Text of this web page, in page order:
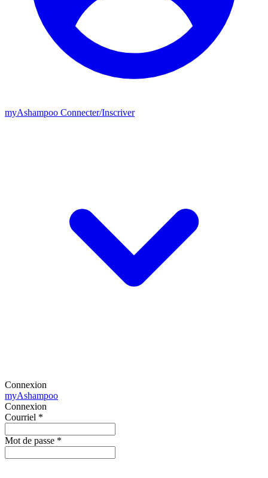
myAshampoo Connecter/Inscriver
Connexion
myAshampoo
Connexion
Courriel *
Mot de passe *